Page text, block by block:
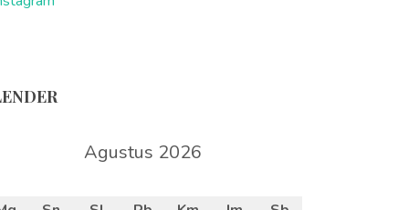
Agustus 2026